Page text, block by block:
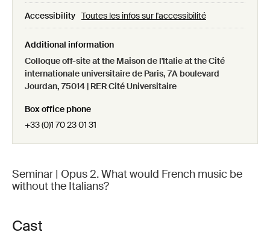
Seminar | Opus 2. What would French music be
without the Italians?
Cast
Accessibility Toutes les infos sur l'accessibilité
Additional information
Colloque off-site at the Maison de l'Italie at the Cité
internationale universitaire de Paris, 7A boulevard
Jourdan, 75014 | RER Cité Universitaire
Box office phone
+33 (0)1 70 23 01 31